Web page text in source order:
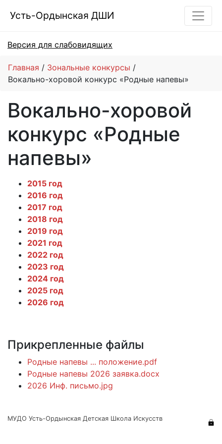
Усть-Ордынская ДШИ
Версия для слабовидящих
Главная
Зональные конкурсы
Вокально-хоровой конкурс «Родные напевы»
Вокально-хоровой
конкурс «Родные
напевы»
2015 год
2016 год
2017 год
2018 год
2019 год
2021 год
2022 год
2023 год
2024 год
2025 год
2026 год
Прикрепленные файлы
Родные напевы ... положение.pdf
Родные напевы 2026 заявка.docx
2026 Инф. письмо.jpg
МУДО Усть-Ордынская Детская Школа Искусств